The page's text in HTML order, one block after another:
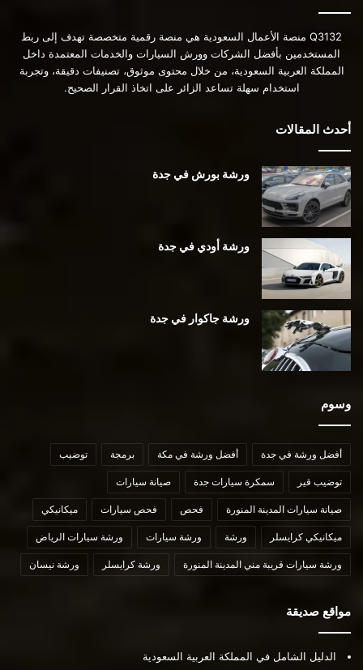
Q3132 منصة الأعمال السعودية هي منصة رقمية متخصصة تهدف إلى ربط
المستخدمين بأفضل الشركات وورش السيارات والخدمات المعتمدة داخل
المملكة العربية السعودية، من خلال محتوى موثوق، تصنيفات دقيقة، وتجربة
استخدام سهلة تساعد الزائر على اتخاذ القرار الصحيح.
أحدث المقالات
ورشة بورش في جدة
ورشة أودي في جدة
ورشة جاكوار في جدة
وسوم
أفضل ورشة في جدة أفضل ورشة في مكة برمجة توضيب
توضيب قير سمكرة سيارات جدة صيانة سيارات
صيانة سيارات المدينة المنورة فحص فحص سيارات ميكانيكي
ميكانيكي كرايسلر ورشة ورشة سيارات ورشة سيارات الرياض
ورشة سيارات قريبة مني المدينة المنورة ورشة كرايسلر ورشة نيسان
مواقع صديقة
الدليل الشامل في المملكة العربية السعودية